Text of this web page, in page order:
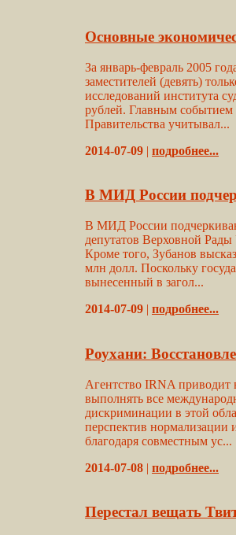
Основные
За январь-февраль 2005
заместителей (девять)
исследований института
рублей. Главным событием
Правительства учитывал...
2014-07-09 | подробнее...
В МИД России
В МИД России
депутатов Верховной
Кроме того, Зубанов
млн долл. Поскольку
вынесенный в загол...
2014-07-09 | подробнее...
Роухани:
Агентство IRNA приводит
выполнять все
дискриминации в этой
перспектив нормализации
благодаря совместным ус...
2014-07-08 | подробнее...
Перестал вещать